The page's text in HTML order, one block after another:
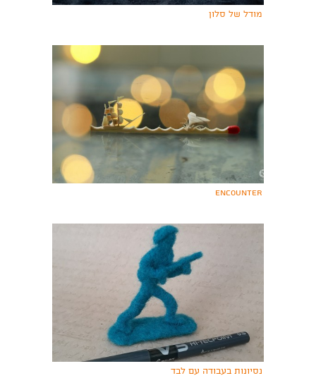
מודל של סלון
Encounter
נסיונות בעבודה עם לבד